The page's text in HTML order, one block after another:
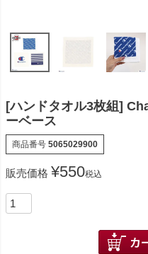
[ハンドタオル3枚組]
ーベース
商品番号 5065029900
販売価格 ¥550税込